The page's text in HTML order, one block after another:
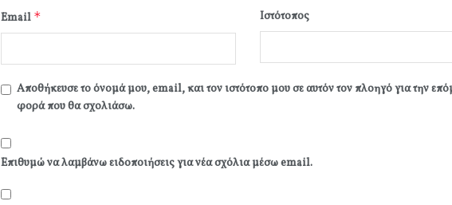
Email * Ιστότοπος
Αποθήκευσε το όνομά μου, email, και τον ιστότοπο μου σε αυτόν τον πλοηγό για την
φορά που θα σχολιάσω.
Επιθυμώ να λαμβάνω ειδοποιήσεις για νέα σχόλια μέσω email.